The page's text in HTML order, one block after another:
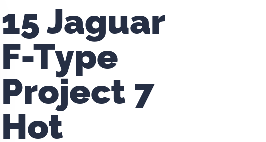
15 Jaguar
F-Type
Project 7
Hot